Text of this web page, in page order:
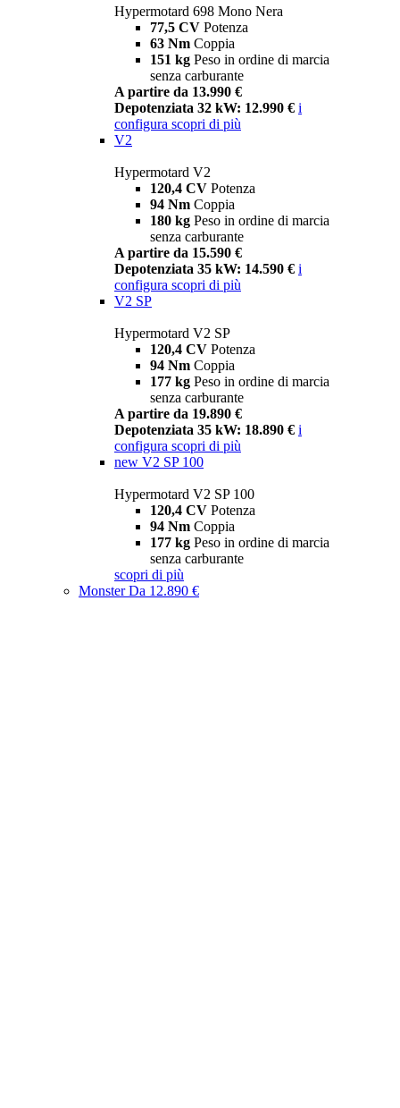
Hypermotard 698 Mono Nera
77,5 CV Potenza
63 Nm Coppia
151 kg Peso in ordine di marcia
senza carburante
A partire da 13.990 €
Depotenziata 32 kW: 12.990 € i
configura scopri di più
V2
Hypermotard V2
120,4 CV Potenza
94 Nm Coppia
180 kg Peso in ordine di marcia
senza carburante
A partire da 15.590 €
Depotenziata 35 kW: 14.590 € i
configura scopri di più
V2 SP
Hypermotard V2 SP
120,4 CV Potenza
94 Nm Coppia
177 kg Peso in ordine di marcia
senza carburante
A partire da 19.890 €
Depotenziata 35 kW: 18.890 € i
configura scopri di più
new V2 SP 100
Hypermotard V2 SP 100
120,4 CV Potenza
94 Nm Coppia
177 kg Peso in ordine di marcia
senza carburante
scopri di più
MonsterDa 12.890 €